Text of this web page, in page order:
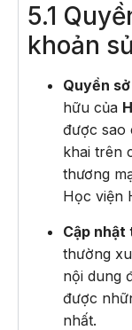
5.1
khoản
Quyền
hữu của
được sao
khai trên
thương
Học viện
Cập nhật
thường
nội dung
được
nhất.